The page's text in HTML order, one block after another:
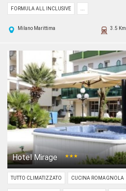
FORMULA ALL INCLUSIVE ...
Milano Marittima 3.5 Km
Hotel Mirage ★★★
TUTTO CLIMATIZZATO CUCINA ROMAGNOLA